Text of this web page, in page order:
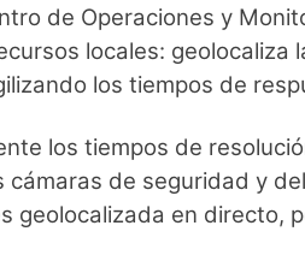
de Operaciones y
locales:
los tiempos de
los tiempos de
cámaras de seguridad y
en directo,